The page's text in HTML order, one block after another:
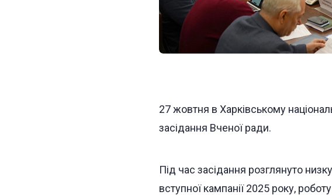
27 жовтня в Харківському
засідання Вченої ради.
Під час засідання розглянуто
вступної кампанії 2025 року,